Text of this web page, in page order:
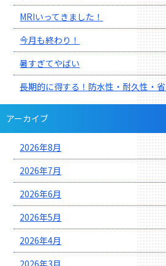
MRIいってきました！
今月も終わり！
暑すぎてやばい
長期的に得する！防水性・耐久性・
アーカイブ
2026年8月
2026年7月
2026年6月
2026年5月
2026年4月
2026年3月